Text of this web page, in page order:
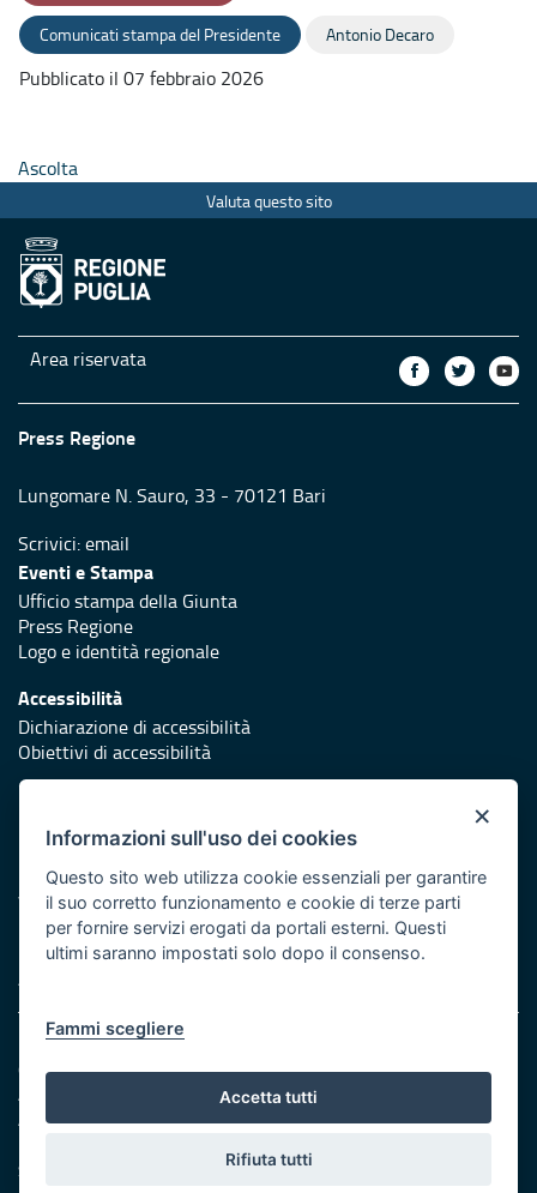
Comunicati stampa del Presidente Antonio Decaro
Pubblicato il 07 febbraio 2026
Ascolta
Valuta questo sito
Area riservata
Press Regione
Lungomare N. Sauro, 33 - 70121 Bari
Scrivici:email
Eventi e Stampa
Ufficio stampa della Giunta
Press Regione
Logo e identità regionale
Accessibilità
Dichiarazione di accessibilità
Obiettivi di accessibilità
Responsabili di pubblicazione
Protezione civile
Vai al sito di Protezione Civile Puglia
Iniziativa finanziata con risorse del POR Puglia 2014/2020 -
Asse XI
Note legali
Cookie e privacy
Amministrazione trasparente
Atti di notifica
Servizi Intranet
×
Informazioni sull'uso dei cookies
Questo sito web utilizza cookie essenziali per garantire
il suo corretto funzionamento e cookie di terze parti
per fornire servizi erogati da portali esterni. Questi
ultimi saranno impostati solo dopo il consenso.
Fammi scegliere
Accetta tutti
Rifiuta tutti